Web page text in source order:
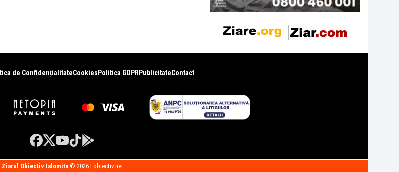
de ConfidențialitateCookies Politica GDPR PublicitateContact
Ziarul Obiectiv Ialomita© 2026 | obiectiv.net